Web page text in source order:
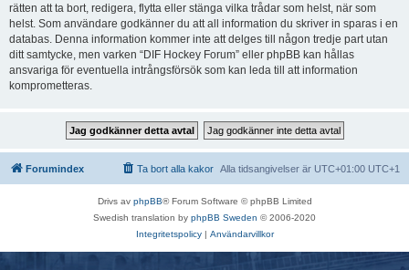
rätten att ta bort, redigera, flytta eller stänga vilka trådar som helst, när som
helst. Som användare godkänner du att all information du skriver in sparas i en
databas. Denna information kommer inte att delges till någon tredje part utan
ditt samtycke, men varken “DIF Hockey Forum” eller phpBB kan hållas
ansvariga för eventuella intrångsförsök som kan leda till att information
komprometteras.
Forumindex Alla tidsangivelser är UTC+01:00 UTC+1
Ta bort alla kakor
Drivs av phpBB® Forum Software © phpBB Limited
Swedish translation by phpBB Sweden © 2006-2020
Integritetspolicy| Användarvillkor